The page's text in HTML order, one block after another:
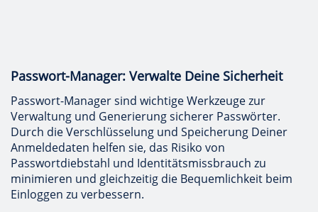
Passwort-Manager: Verwalte Deine Sicherheit
Passwort-Manager sind wichtige Werkzeuge zur
Verwaltung und Generierung sicherer Passwörter.
Durch die Verschlüsselung und Speicherung Deiner
Anmeldedaten helfen sie, das Risiko von
Passwortdiebstahl und Identitätsmissbrauch zu
minimieren und gleichzeitig die Bequemlichkeit beim
Einloggen zu verbessern.